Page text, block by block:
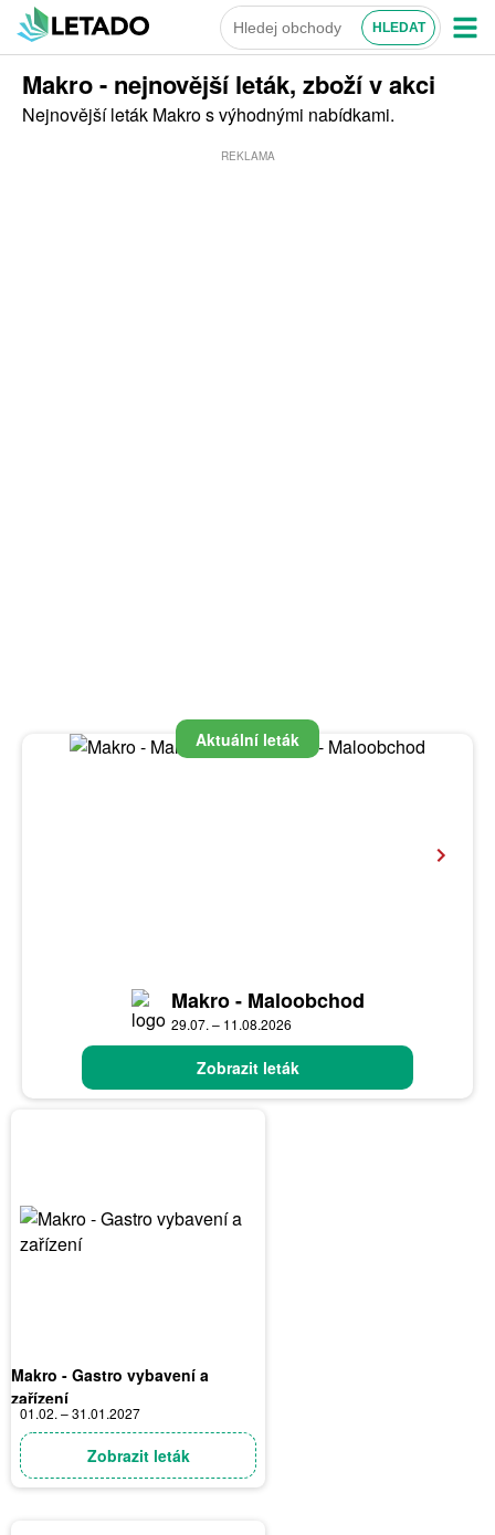
Makro - nejnovější leták, zboží v akci
Nejnovější leták Makro s výhodnými nabídkami.
REKLAMA
Aktuální leták
Makro - Maloobchod
29.07. – 11.08.2026
Zobrazit leták
Makro - Gastro vybavení a
zařízení
01.02. – 31.01.2027
Zobrazit leták